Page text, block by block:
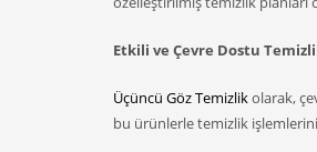
Etkili ve Çevre Dostu
Üçüncü Göz Temizlikolarak,
bu ürünlerle temizlik